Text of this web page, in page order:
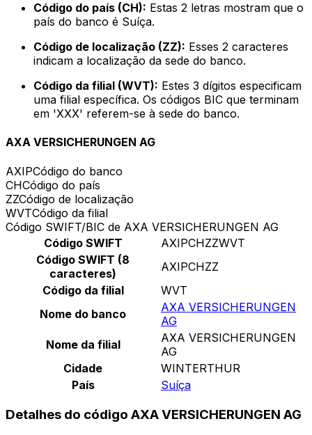
Código do país (CH): Estas 2 letras mostram que o
país do banco é Suíça.
Código de localização (ZZ): Esses 2 caracteres
indicam a localização da sede do banco.
Código da filial (WVT): Estes 3 dígitos especificam
uma filial específica. Os códigos BIC que terminam
em 'XXX' referem-se à sede do banco.
AXA VERSICHERUNGEN AG
AXIPCódigo do banco
CHCódigo do país
ZZCódigo de localização
WVTCódigo da filial
Código SWIFT/BIC de AXA VERSICHERUNGEN AG
Código SWIFT
AXIPCHZZWVT
Código SWIFT (8
caracteres)
AXIPCHZZ
Código da filial
WVT
Nome do banco
AXA VERSICHERUNGEN
AG
Nome da filial
AXA VERSICHERUNGEN
AG
Cidade
WINTERTHUR
País
Suíça
Detalhes do código AXA VERSICHERUNGEN AG